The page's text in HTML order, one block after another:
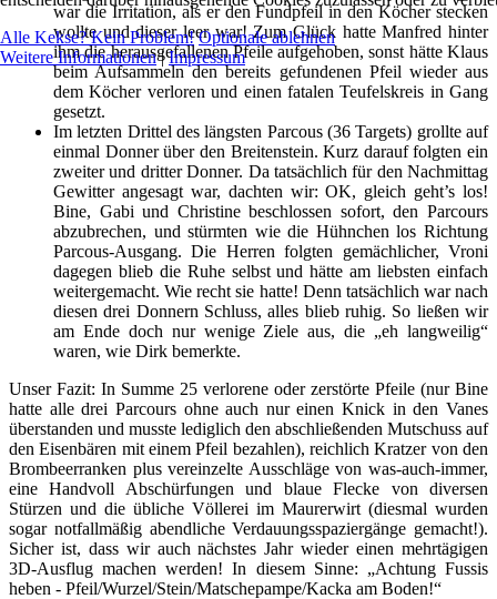
war die Irritation, als er den Fundpfeil in den Köcher stecken
wollte und dieser leer war! Zum Glück hatte Manfred hinter
ihm die herausgefallenen Pfeile aufgehoben, sonst hätte Klaus
beim Aufsammeln den bereits gefundenen Pfeil wieder aus
dem Köcher verloren und einen fatalen Teufelskreis in Gang
gesetzt.
Im letzten Drittel des längsten Parcous (36 Targets) grollte auf
einmal Donner über den Breitenstein. Kurz darauf folgten ein
zweiter und dritter Donner. Da tatsächlich für den Nachmittag
Gewitter angesagt war, dachten wir: OK, gleich geht’s los!
Bine, Gabi und Christine beschlossen sofort, den Parcours
abzubrechen, und stürmten wie die Hühnchen los Richtung
Parcous-Ausgang. Die Herren folgten gemächlicher, Vroni
dagegen blieb die Ruhe selbst und hätte am liebsten einfach
weitergemacht. Wie recht sie hatte! Denn tatsächlich war nach
diesen drei Donnern Schluss, alles blieb ruhig. So ließen wir
am Ende doch nur wenige Ziele aus, die „eh langweilig“
waren, wie Dirk bemerkte.
Unser Fazit: In Summe 25 verlorene oder zerstörte Pfeile (nur Bine
hatte alle drei Parcours ohne auch nur einen Knick in den Vanes
überstanden und musste lediglich den abschließenden Mutschuss auf
den Eisenbären mit einem Pfeil bezahlen), reichlich Kratzer von den
Brombeerranken plus vereinzelte Ausschläge von was-auch-immer,
eine Handvoll Abschürfungen und blaue Flecke von diversen
Stürzen und die übliche Völlerei im Maurerwirt (diesmal wurden
sogar notfallmäßig abendliche Verdauungsspaziergänge gemacht!).
Sicher ist, dass wir auch nächstes Jahr wieder einen mehrtägigen
3D-Ausflug machen werden! In diesem Sinne: „Achtung Fussis
heben - Pfeil/Wurzel/Stein/Matschepampe/Kacka am Boden!“
Alle Kekse? Kein Problem! Optionale ablehnen
Weitere Informationen|Impressum